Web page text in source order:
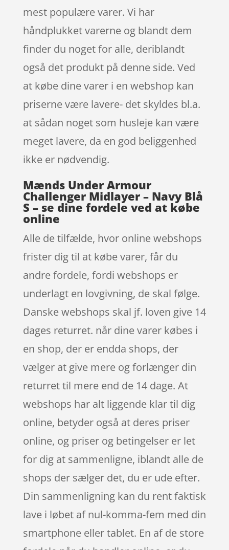
mest populære varer. Vi har
håndplukket varerne og blandt dem
finder du noget for alle, deriblandt
også det produkt på denne side. Ved
at købe dine varer i en webshop kan
priserne være lavere- det skyldes bl.a.
at sådan noget som husleje kan være
meget lavere, da en god beliggenhed
ikke er nødvendig.
Mænds Under Armour
Challenger Midlayer – Navy Blå
S – se dine fordele ved at købe
online
Alle de tilfælde, hvor online webshops
frister dig til at købe varer, får du
andre fordele, fordi webshops er
underlagt en lovgivning, de skal følge.
Danske webshops skal jf. loven give 14
dages returret. når dine varer købes i
en shop, der er endda shops, der
vælger at give mere og forlænger din
returret til mere end de 14 dage. At
webshops har alt liggende klar til dig
online, betyder også at deres priser
online, og priser og betingelser er let
for dig at sammenligne, iblandt alle de
shops der sælger det, du er ude efter.
Din sammenligning kan du rent faktisk
lave i løbet af nul-komma-fem med din
smartphone eller tablet. En af de store